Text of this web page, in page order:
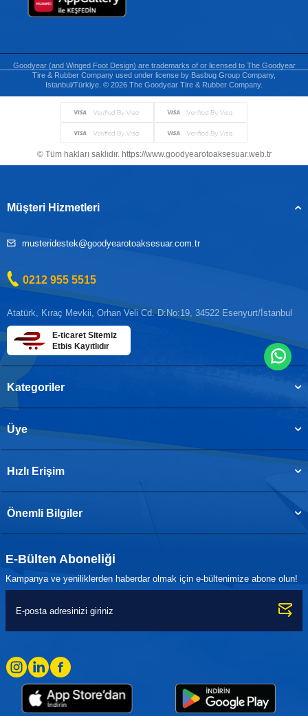
Goodyear (and Winged Foot Design) are trademarks of or licensed to The Goodyear
Tire & Rubber Company used under license by Basbug Group Company,
Istanbul/Türkiye. © 2026 The Goodyear Tire & Rubber Company.
© Tüm hakları saklıdır. https://www.goodyearotoaksesuar.web.tr
Müşteri Hizmetleri
musteridestek@goodyearotoaksesuar.com.tr
0212 955 5515
Atatürk, Kıraç Mevkii, Orhan Veli Cd. D:No:19, 34522 Esenyurt/İstanbul
E-ticaret Sitemiz
Etbis Kayıtlıdır
Kategoriler
Üye
Hızlı Erişim
Önemli Bilgiler
E-Bülten Aboneliği
Kampanya ve yeniliklerden haberdar olmak için e-bültenimize abone olun!